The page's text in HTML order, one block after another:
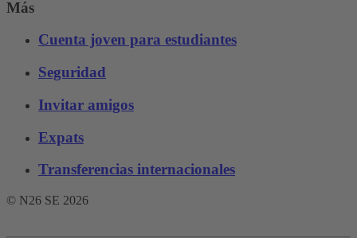
Más
Cuenta joven para estudiantes
Seguridad
Invitar amigos
Expats
Transferencias internacionales
© N26 SE 2026